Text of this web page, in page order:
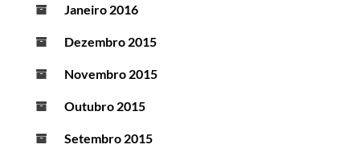
Janeiro 2016
Dezembro 2015
Novembro 2015
Outubro 2015
Setembro 2015